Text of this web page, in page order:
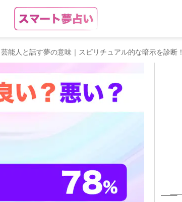
芸能人と話す夢の意味｜スピリチュアル的な暗示を診断！